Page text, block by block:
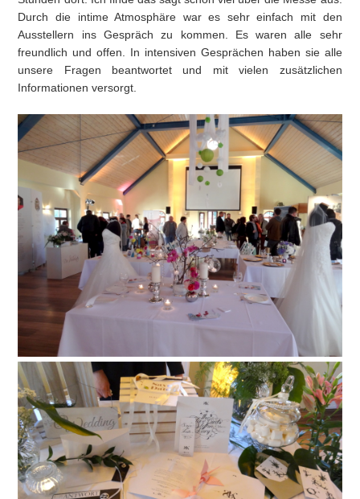
Durch die intime Atmosphäre war es sehr einfach mit den
Ausstellern ins Gespräch zu kommen. Es waren alle sehr
freundlich und offen. In intensiven Gesprächen haben sie alle
unsere Fragen beantwortet und mit vielen zusätzlichen
Informationen versorgt.